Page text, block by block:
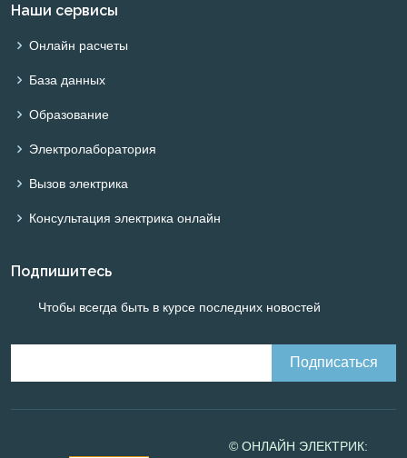
Наши сервисы
Онлайн расчеты
База данных
Образование
Электролаборатория
Вызов электрика
Консультация электрика онлайн
Подпишитесь
Чтобы всегда быть в курсе последних новостей
© ОНЛАЙН ЭЛЕКТРИК: